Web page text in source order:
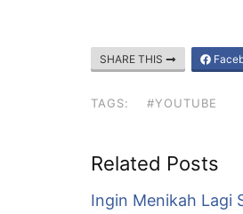
SHARE THIS
TAGS: #YOUTUBE
Related Posts
Ingin Menikah Lagi